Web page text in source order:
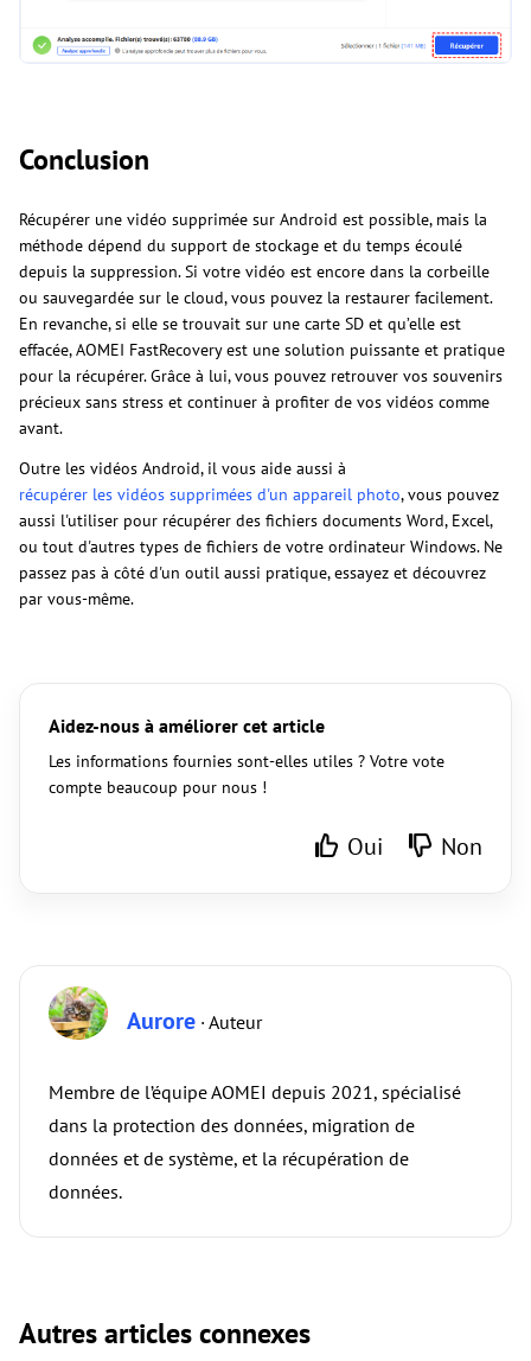
Conclusion
Récupérer une vidéo supprimée sur Android est possible, mais la
méthode dépend du support de stockage et du temps écoulé
depuis la suppression. Si votre vidéo est encore dans la corbeille
ou sauvegardée sur le cloud, vous pouvez la restaurer facilement.
En revanche, si elle se trouvait sur une carte SD et qu’elle est
effacée, AOMEI FastRecovery est une solution puissante et pratique
pour la récupérer. Grâce à lui, vous pouvez retrouver vos souvenirs
précieux sans stress et continuer à profiter de vos vidéos comme
avant.
Outre les vidéos Android, il vous aide aussi à
récupérer les vidéos supprimées d'un appareil photo, vous pouvez
aussi l'utiliser pour récupérer des fichiers documents Word, Excel,
ou tout d'autres types de fichiers de votre ordinateur Windows. Ne
passez pas à côté d'un outil aussi pratique, essayez et découvrez
par vous-même.
Aidez-nous à améliorer cet article
Les informations fournies sont-elles utiles ? Votre vote
compte beaucoup pour nous !
Oui Non
Aurore · Auteur
Membre de l’équipe AOMEI depuis 2021, spécialisé
dans la protection des données, migration de
données et de système, et la récupération de
données.
Autres articles connexes